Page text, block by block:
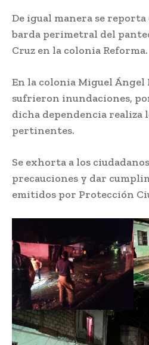
De igual manera se reporta
barda perimetral del
Cruz en la colonia Reforma.
En la colonia Miguel Ángel
sufrieron inundaciones,
dicha dependencia realiza
pertinentes.
Se exhorta a los
precauciones y dar
emitidos por Protección